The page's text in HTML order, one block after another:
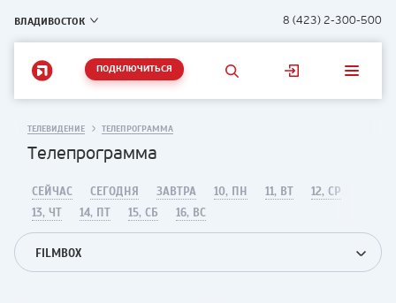
ВЛАДИВОСТОК 8 (423) 2-300-500
ПОДКЛЮЧИТЬСЯ
ТЕЛЕВИДЕНИЕ ТЕЛЕПРОГРАММА
Телепрограмма
СЕЙЧАС СЕГОДНЯ ЗАВТРА 10, ПН 11, ВТ
12, СР
13, ЧТ
14, ПТ 15, СБ 16, ВС
FILMBOX